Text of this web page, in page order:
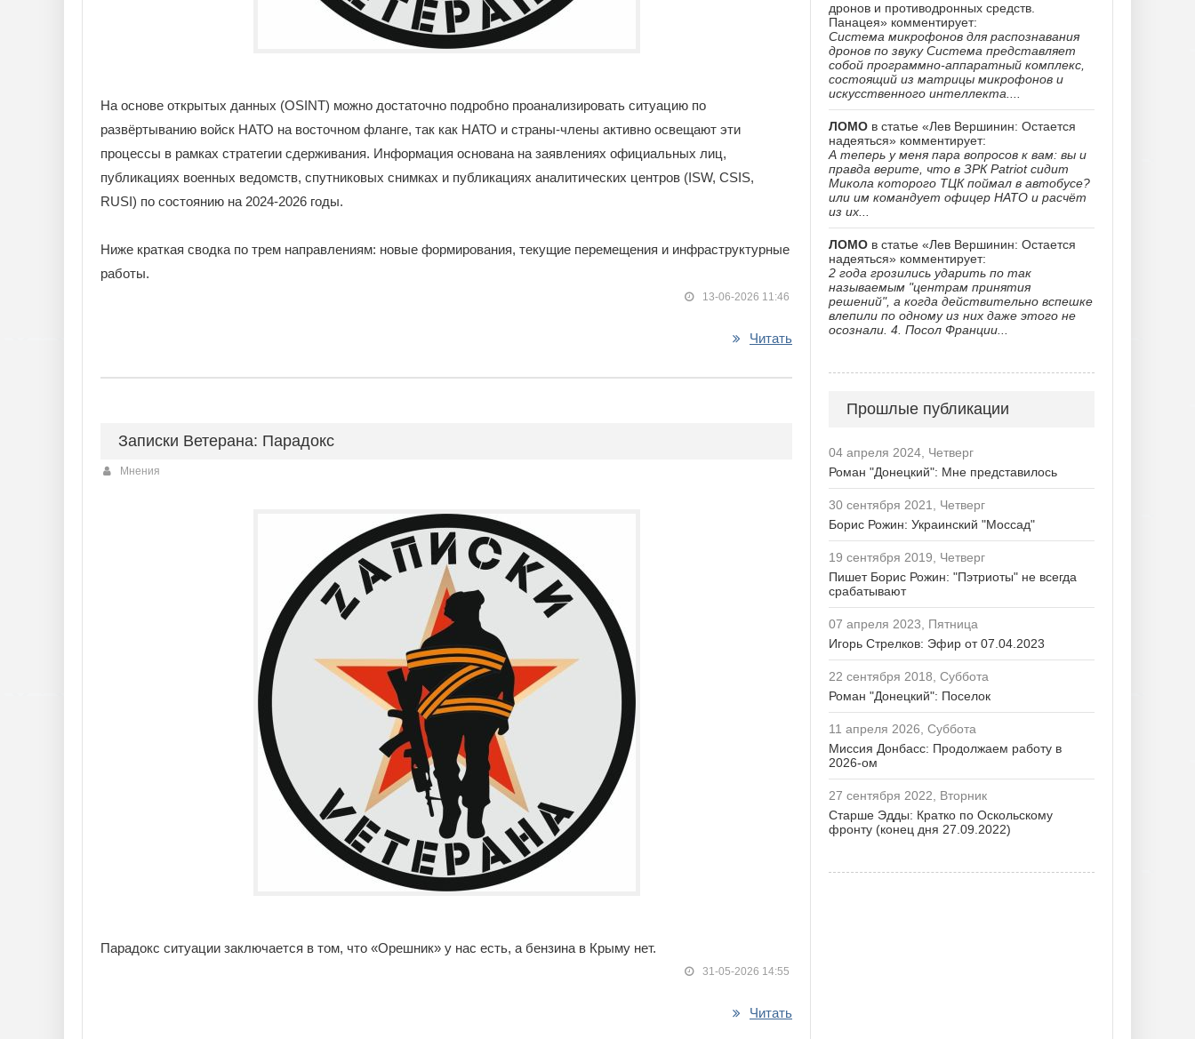
На основе открытых данных (OSINT) можно достаточно подробно проанализировать ситуацию по
развёртыванию войск НАТО на восточном фланге, так как НАТО и страны-члены активно освещают эти
процессы в рамках стратегии сдерживания. Информация основана на заявлениях официальных лиц,
публикациях военных ведомств, спутниковых снимках и публикациях аналитических центров (ISW, CSIS,
RUSI) по состоянию на 2024-2026 годы.
Ниже краткая сводка по трем направлениям: новые формирования, текущие перемещения и инфраструктурные
работы.
13-06-2026 11:46
Читать
Записки Ветерана: Парадокс
Мнения
Парадокс ситуации заключается в том, что «Орешник» у нас есть, а бензина в Крыму нет.
31-05-2026 14:55
Читать
дронов и противодронных средств.
Панацея» комментирует:
Система микрофонов для распознавания
дронов по звуку Система представляет
собой программно-аппаратный комплекс,
состоящий из матрицы микрофонов и
искусственного интеллекта....
ЛОМО в статье «Лев Вершинин: Остается
надеяться» комментирует:
А теперь у меня пара вопросов к вам: вы и
правда верите, что в ЗРК Patriot сидит
Микола которого ТЦК поймал в автобусе?
или им командует офицер НАТО и расчёт
из их...
ЛОМО в статье «Лев Вершинин: Остается
надеяться» комментирует:
2 года грозились ударить по так
называемым "центрам принятия
решений", а когда действительно вспешке
влепили по одному из них даже этого не
осознали. 4. Посол Франции...
Прошлые публикации
04 апреля 2024, Четверг
Роман "Донецкий": Мне представилось
30 сентября 2021, Четверг
Борис Рожин: Украинский "Моссад"
19 сентября 2019, Четверг
Пишет Борис Рожин: "Пэтриоты" не всегда
срабатывают
07 апреля 2023, Пятница
Игорь Стрелков: Эфир от 07.04.2023
22 сентября 2018, Суббота
Роман "Донецкий": Поселок
11 апреля 2026, Суббота
Миссия Донбасс: Продолжаем работу в
2026-ом
27 сентября 2022, Вторник
Старше Эдды: Кратко по Оскольскому
фронту (конец дня 27.09.2022)